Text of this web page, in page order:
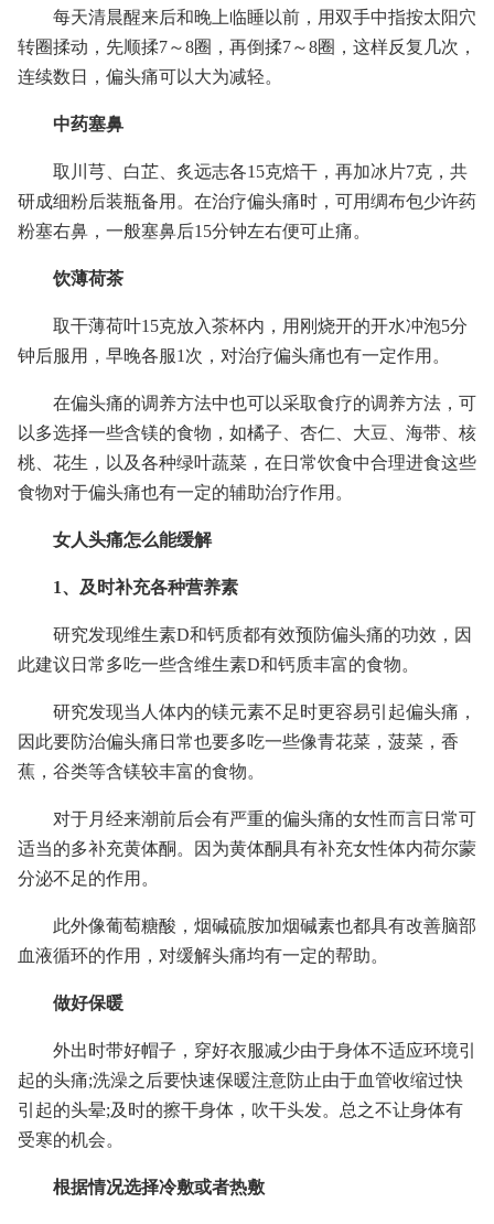
每天清晨醒来后和晚上临睡以前，用双手中指按太阳穴
转圈揉动，先顺揉7～8圈，再倒揉7～8圈，这样反复几次，
连续数日，偏头痛可以大为减轻。
中药塞鼻
取川芎、白芷、炙远志各15克焙干，再加冰片7克，共
研成细粉后装瓶备用。在治疗偏头痛时，可用绸布包少许药
粉塞右鼻，一般塞鼻后15分钟左右便可止痛。
饮薄荷茶
取干薄荷叶15克放入茶杯内，用刚烧开的开水冲泡5分
钟后服用，早晚各服1次，对治疗偏头痛也有一定作用。
在偏头痛的调养方法中也可以采取食疗的调养方法，可
以多选择一些含镁的食物，如橘子、杏仁、大豆、海带、核
桃、花生，以及各种绿叶蔬菜，在日常饮食中合理进食这些
食物对于偏头痛也有一定的辅助治疗作用。
女人头痛怎么能缓解
1、及时补充各种营养素
研究发现维生素D和钙质都有效预防偏头痛的功效，因
此建议日常多吃一些含维生素D和钙质丰富的食物。
研究发现当人体内的镁元素不足时更容易引起偏头痛，
因此要防治偏头痛日常也要多吃一些像青花菜，菠菜，香
蕉，谷类等含镁较丰富的食物。
对于月经来潮前后会有严重的偏头痛的女性而言日常可
适当的多补充黄体酮。因为黄体酮具有补充女性体内荷尔蒙
分泌不足的作用。
此外像葡萄糖酸，烟碱硫胺加烟碱素也都具有改善脑部
血液循环的作用，对缓解头痛均有一定的帮助。
做好保暖
外出时带好帽子，穿好衣服减少由于身体不适应环境引
起的头痛;洗澡之后要快速保暖注意防止由于血管收缩过快
引起的头晕;及时的擦干身体，吹干头发。总之不让身体有
受寒的机会。
根据情况选择冷敷或者热敷